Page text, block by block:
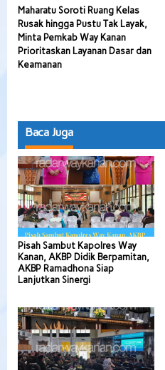
Maharatu Soroti Ruang Kelas
Rusak hingga Pustu Tak Layak,
Minta Pemkab Way Kanan
Prioritaskan Layanan Dasar dan
Keamanan
Baca Juga
Pisah Sambut Kapolres Way
Kanan, AKBP Didik Berpamitan,
AKBP Ramadhona Siap
Lanjutkan Sinergi